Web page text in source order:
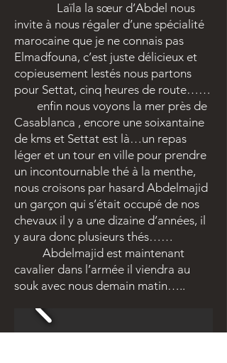
Laïla la sœur d’Abdel nous
invite à nous régaler d’une spécialité
marocaine que je ne connais pas
Elmadfouna, c’est juste délicieux et
copieusement lestés nous partons
pour Settat, cinq heures de route……
enfin nous voyons la mer près de
Casablanca , encore une soixantaine
de kms et Settat est là…un repas
léger et un tour en ville pour prendre
un incontournable thé à la menthe,
nous croisons par hasard Abdelmajid
un garçon qui s’était occupé de nos
chevaux il y a une dizaine d’années, il
y aura donc plusieurs thés……
Abdelmajid est maintenant
cavalier dans l’armée il viendra au
souk avec nous demain matin…..